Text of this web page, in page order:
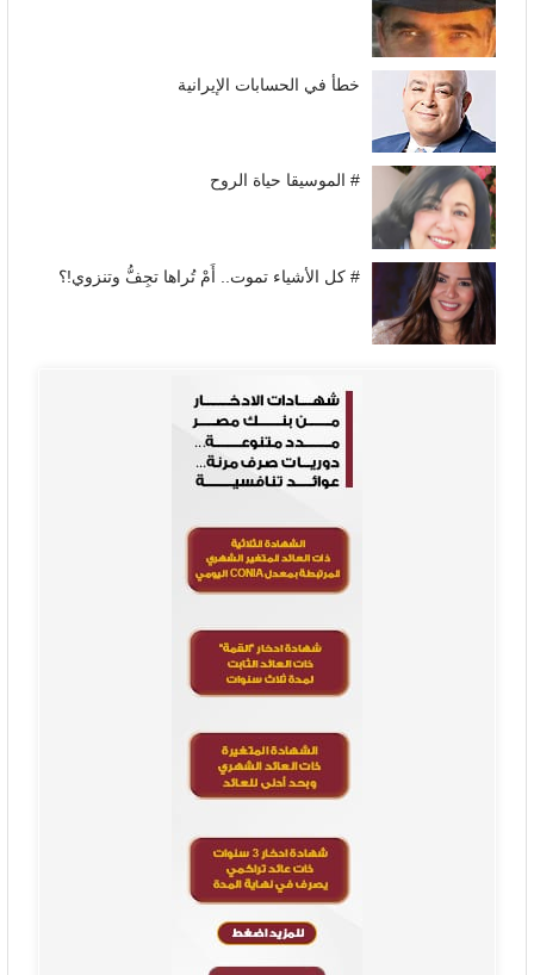
خطأ في الحسابات الإيرانية
# الموسيقا حياة الروح
# كل الأشياء تموت.. أَمْ تُراها تجِفُّ وتنزوي!؟